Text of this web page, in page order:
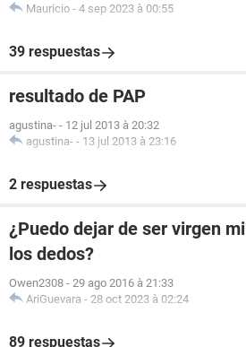
Mauricio - 4 sep 2023 à 00:55
39 respuestas
resultado de PAP
agustina- - 12 jul 2013 à 20:32
agustina- - 13 jul 2013 à 23:16
2 respuestas
¿Puedo dejar de ser virgen
los dedos?
Owen2308 - 29 ago 2016 à 21:33
AriGuevara - 28 oct 2023 à 02:24
89 respuestas